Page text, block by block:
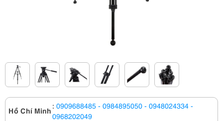
Hồ Chí Minh : 0909688485 - 0984895050 - 0948024334 -
0968202049